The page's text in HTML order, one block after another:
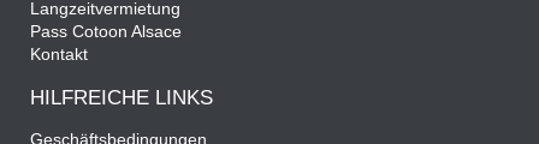
Langzeitvermietung
Pass Cotoon Alsace
Kontakt
HILFREICHE LINKS